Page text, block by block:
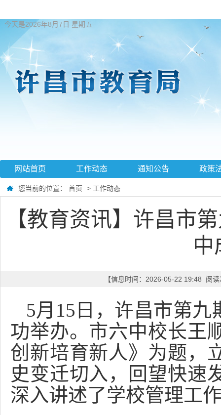
今天是2026年8月7日 星期五
网站首页 工作动态 通知公告 政策
您当前的位置： 首页 > 工作动态
【教育资讯】许昌市
中
【信息时间：2026-05-22 19:48 阅
5月15日，许昌市第九
功举办。市六中校长王
创新培育新人》为题，
史变迁切入，回望快速
深入讲述了学校管理工